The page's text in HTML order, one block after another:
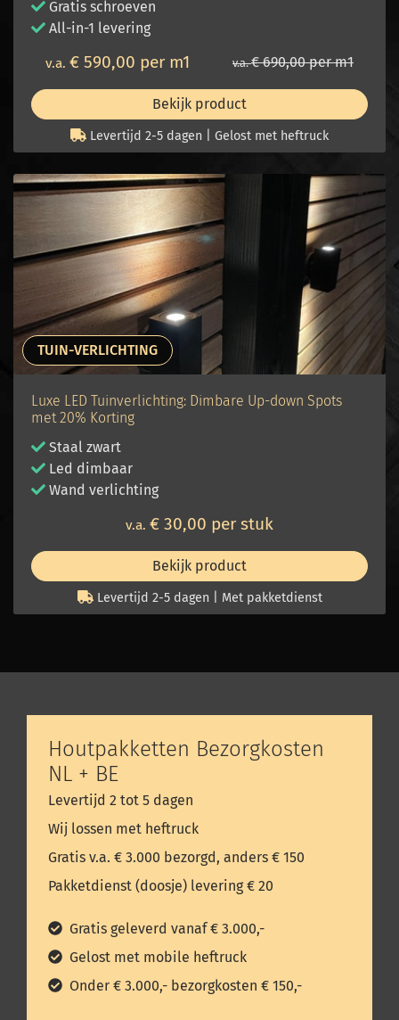
Gratis schroeven
All-in-1 levering
v.a. € 590,00 per m1 v.a.€ 690,00 per m1
Bekijk product
Levertijd 2-5 dagen | Gelost met heftruck
TUIN-VERLICHTING
Luxe LED Tuinverlichting: Dimbare Up-down Spots
met 20% Korting
Staal zwart
Led dimbaar
Wand verlichting
v.a. € 30,00 per stuk
Bekijk product
Levertijd 2-5 dagen | Met pakketdienst
Houtpakketten Bezorgkosten
NL + BE
Levertijd 2 tot 5 dagen
Wij lossen met heftruck
Gratis v.a. € 3.000 bezorgd, anders € 150
Pakketdienst (doosje) levering € 20
Gratis geleverd vanaf € 3.000,-
Gelost met mobile heftruck
Onder € 3.000,- bezorgkosten € 150,-